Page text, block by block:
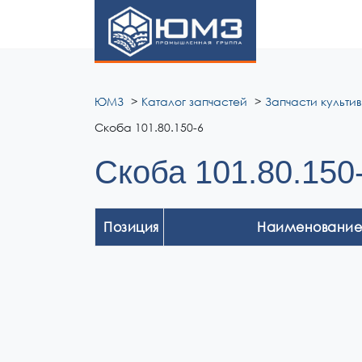
ЮМЗ Каталог запчастей Запчасти
Скоба 101.80.150-6
Скоба
Позиция Наименование